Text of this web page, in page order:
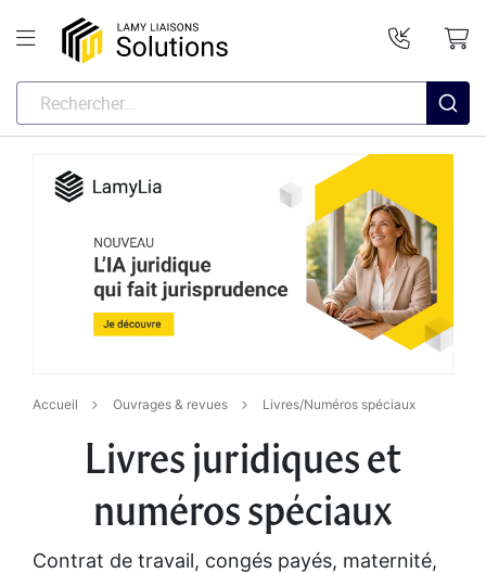
Accueil Ouvrages & revues Livres/Numéros spéciaux
Livres juridiques et
numéros spéciaux
Contrat de travail, congés payés, maternité,